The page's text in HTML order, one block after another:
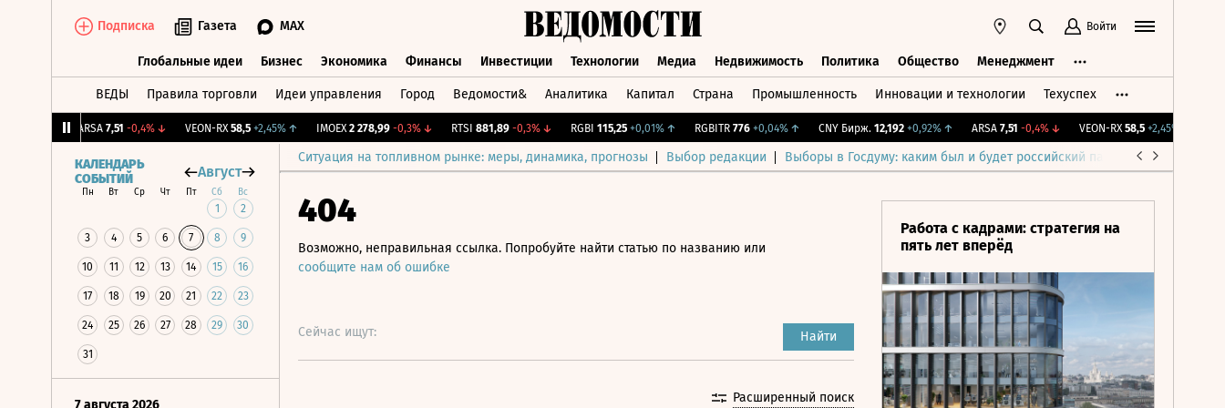
Подписка Газета MAX Войти
Глобальные идеи Бизнес Экономика Финансы Инвестиции Технологии Медиа Недвижимость Политика Общество Менеджмент
ВЕДЫ Правила торговли Идеи управления Город Ведомости& Аналитика Капитал Страна Промышленность Инновации и технологии Техуспех
ARSA 7,51 -0,4%↓ VEON-RX 58,5 +2,45%↑ IMOEX 2 278,99 -0,3%↓ RTSI 881,89 -0,3%↓ RGBI 115,25 +0,01%↑ RGBITR 776 +0,04%↑ CNY Бирж. 12,192 +0,92%↑ ARSA 7,51 -0,4%↓ VEON-RX 58,5 +2,45%↑
Ситуация на топливном рынке: меры, динамика, прогнозы Выбор редакции Выборы в Госдуму: каким был и будет российский парламент
КАЛЕНДАРЬ
СОБЫТИЙ
Август
Пн Вт Ср Чт Пт Сб Вс
1 2
3 4 5 6 7 8 9
10 11 12 13 14 15 16
17 18 19 20 21 22 23
24 25 26 27 28 29 30
31
7 августа 2026
404
Возможно, неправильная ссылка. Попробуйте найти статью по названию или
сообщите нам об ошибке
Сейчас ищут: Найти
Расширенный поиск
Работа с кадрами: стратегия на
пять лет вперёд